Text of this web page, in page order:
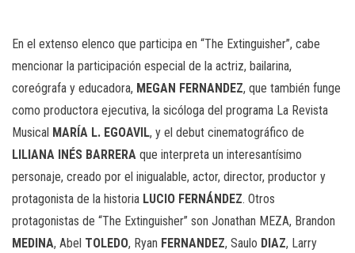
En el extenso elenco que participa en “The Extinguisher”, cabe
mencionar la participación especial de la actriz, bailarina,
coreógrafa y educadora, MEGAN FERNANDEZ, que también funge
como productora ejecutiva, la sicóloga del programa La Revista
Musical MARÍA L. EGOAVIL, y el debut cinematográfico de
LILIANA INÉS BARRERA que interpreta un interesantísimo
personaje, creado por el inigualable, actor, director, productor y
protagonista de la historia LUCIO FERNÁNDEZ. Otros
protagonistas de “The Extinguisher” son Jonathan MEZA, Brandon
MEDINA, Abel TOLEDO, Ryan FERNANDEZ, Saulo DIAZ, Larry